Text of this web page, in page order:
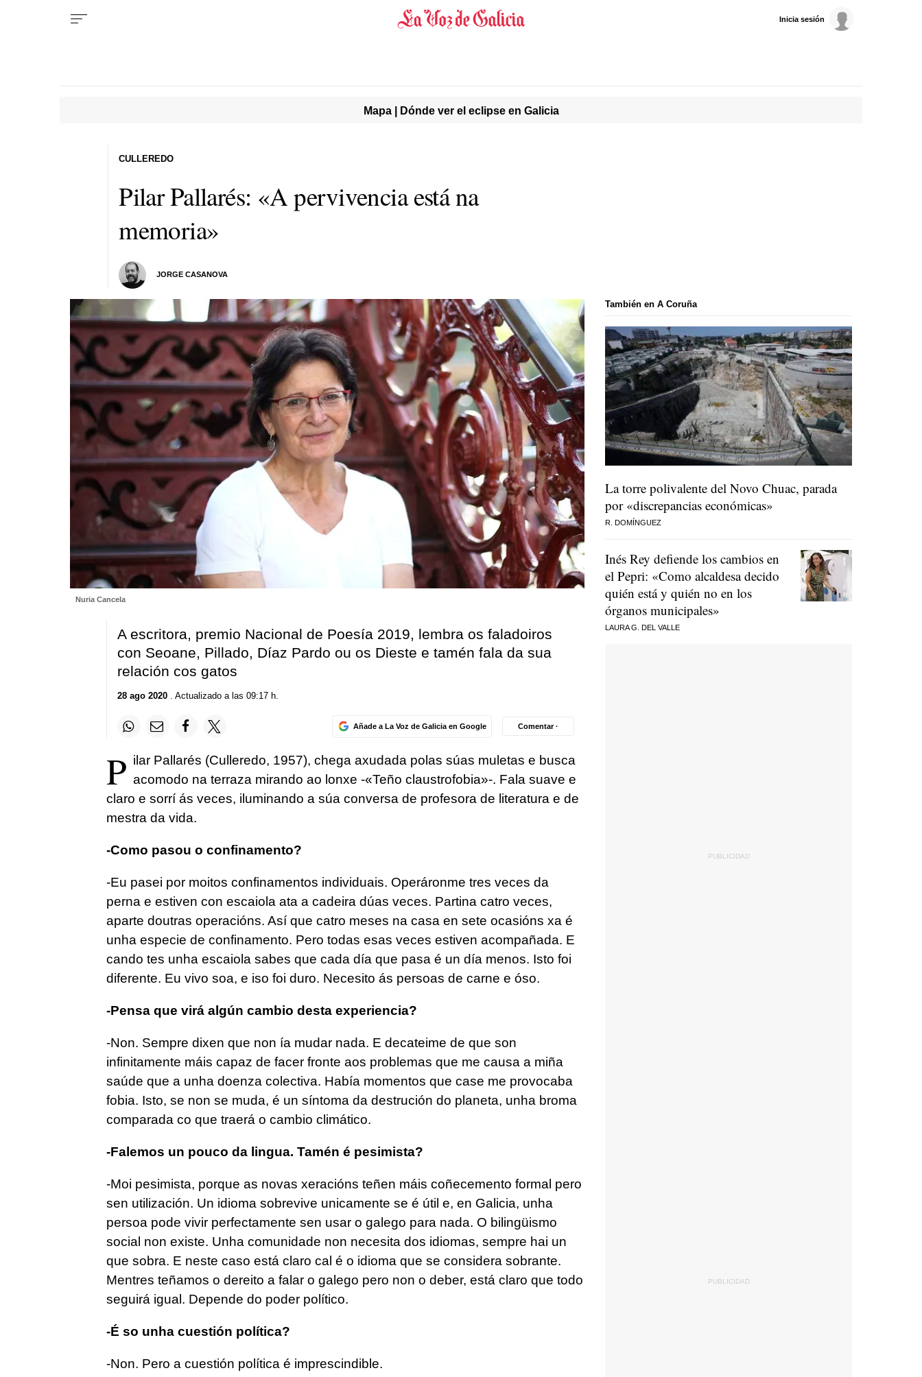
Inicia sesión
Mapa | Dónde ver el eclipse en Galicia
Pilar Pallarés: «A pervivencia está na
memoria»
JORGE CASANOVA
CULLEREDO
Nuria Cancela
A escritora, premio Nacional de Poesía 2019, lembra os faladoiros
con Seoane, Pillado, Díaz Pardo ou os Dieste e tamén fala da sua
relación cos gatos
28 ago 2020. Actualizado a las 09:17 h.
Añade a La Voz de Galicia en Google Comentar ·
P ilar Pallarés (Culleredo, 1957), chega axudada polas súas muletas e busca
acomodo na terraza mirando ao lonxe -«Teño claustrofobia»-. Fala suave e
claro e sorrí ás veces, iluminando a súa conversa de profesora de literatura e de
mestra da vida.
-Como pasou o confinamento?
-Eu pasei por moitos confinamentos individuais. Operáronme tres veces da
perna e estiven con escaiola ata a cadeira dúas veces. Partina catro veces,
aparte doutras operacións. Así que catro meses na casa en sete ocasións xa é
unha especie de confinamento. Pero todas esas veces estiven acompañada. E
cando tes unha escaiola sabes que cada día que pasa é un día menos. Isto foi
diferente. Eu vivo soa, e iso foi duro. Necesito ás persoas de carne e óso.
-Pensa que virá algún cambio desta experiencia?
-Non. Sempre dixen que non ía mudar nada. E decateime de que son
infinitamente máis capaz de facer fronte aos problemas que me causa a miña
saúde que a unha doenza colectiva. Había momentos que case me provocaba
fobia. Isto, se non se muda, é un síntoma da destrución do planeta, unha broma
comparada co que traerá o cambio climático.
-Falemos un pouco da lingua. Tamén é pesimista?
-Moi pesimista, porque as novas xeracións teñen máis coñecemento formal pero
sen utilización. Un idioma sobrevive unicamente se é útil e, en Galicia, unha
persoa pode vivir perfectamente sen usar o galego para nada. O bilingüismo
social non existe. Unha comunidade non necesita dos idiomas, sempre hai un
que sobra. E neste caso está claro cal é o idioma que se considera sobrante.
Mentres teñamos o dereito a falar o galego pero non o deber, está claro que todo
seguirá igual. Depende do poder político.
-É so unha cuestión política?
-Non. Pero a cuestión política é imprescindible.
También en A Coruña
La torre polivalente del Novo Chuac, parada
por «discrepancias económicas»
R. DOMÍNGUEZ
Inés Rey defiende los cambios en
el Pepri: «Como alcaldesa decido
quién está y quién no en los
órganos municipales»
LAURA G. DEL VALLE